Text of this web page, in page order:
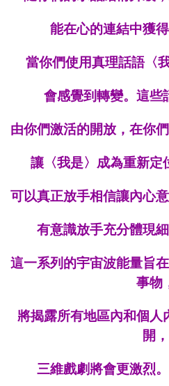
能在心的連結中獲
當你們使用真理話語〈
會感覺到轉變。 這些
由你們激活的開放， 在你
讓〈我是〉成為重新定
可以真正放手相信讓內心
有意識放手充分體現
這一系列的宇宙波能量旨
事物
將揭露所有地區內和個人
開，
三維戲劇將會更激烈